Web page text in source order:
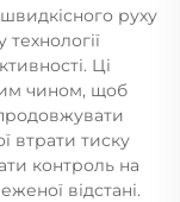
руху
Ці
чином, щоб
продовжувати
втрати тиску
контроль на
відстані.